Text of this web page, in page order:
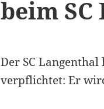
beim
Der SC
verpflichtet: Er